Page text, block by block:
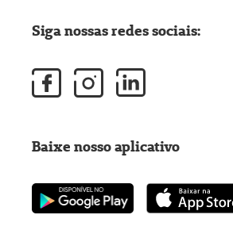
Siga nossas redes sociais:
Baixe nosso aplicativo